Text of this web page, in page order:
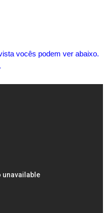
vocês podem ver abaixo.